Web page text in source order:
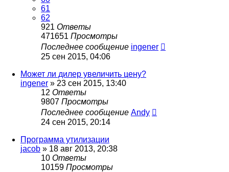
61
62
921 Ответы
471651 Просмотры
Последнее сообщение ingener
25 сен 2015, 04:06
Может ли дилер увеличить цену?
ingener » 23 сен 2015, 13:40
12 Ответы
9807 Просмотры
Последнее сообщение Andy
24 сен 2015, 20:14
Программа утилизации
jacob » 18 авг 2013, 20:38
10 Ответы
10159 Просмотры